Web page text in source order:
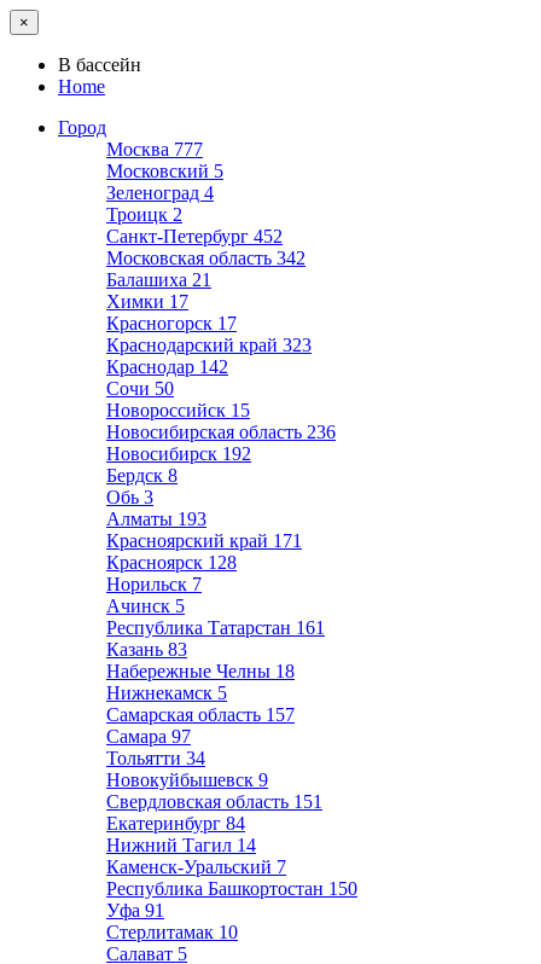
×
В бассейн
Home
Город
Москва 777
Московский 5
Зеленоград 4
Троицк 2
Санкт-Петербург 452
Московская область 342
Балашиха 21
Химки 17
Красногорск 17
Краснодарский край 323
Краснодар 142
Сочи 50
Новороссийск 15
Новосибирская область 236
Новосибирск 192
Бердск 8
Обь 3
Алматы 193
Красноярский край 171
Красноярск 128
Норильск 7
Ачинск 5
Республика Татарстан 161
Казань 83
Набережные Челны 18
Нижнекамск 5
Самарская область 157
Самара 97
Тольятти 34
Новокуйбышевск 9
Свердловская область 151
Екатеринбург 84
Нижний Тагил 14
Каменск-Уральский 7
Республика Башкортостан 150
Уфа 91
Стерлитамак 10
Салават 5